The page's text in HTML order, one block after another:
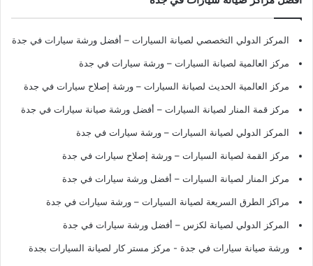
المركز الدولي التخصصي لصيانة السيارات – أفضل ورشة سيارات في جدة
مركز العالمية لصيانة السيارات – ورشة سيارات في جدة
مركز العالمية الحديث لصيانة السيارات – ورشة إصلاح سيارات في جدة
مركز قمة المنار لصيانة السيارات – أفضل ورشة صيانة سيارات في جدة
المركز الدولي لصيانة السيارات – ورشة سيارات في جدة
مركز القمة لصيانة السيارات – ورشة إصلاح سيارات في جدة
مركز المنار لصيانة السيارات – أفضل ورشة سيارات في جدة
مراكز الطرق السريعة لصيانة السيارات – ورشة سيارات في جدة
المركز الدولي لصيانة لكزس – أفضل ورشة سيارات في جدة
ورشة صيانة سيارات في جدة - مركز مستر كار لصيانة السيارات بجدة